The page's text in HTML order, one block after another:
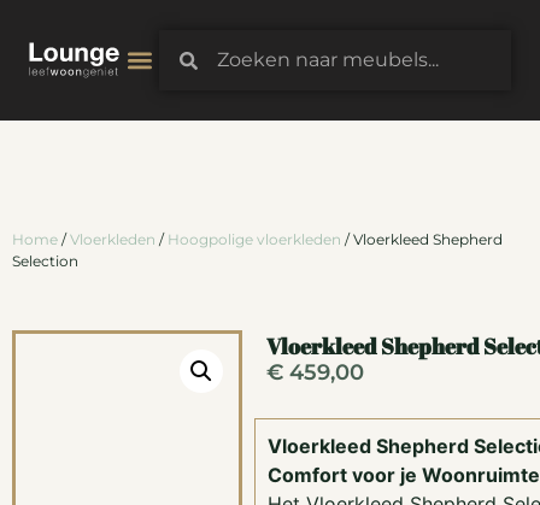
Home /Vloerkleden / Hoogpolige vloerkleden / Vloerkleed Shepherd
Selection
Vloerkleed Shepherd
€459,00
Vloerkleed Shepherd
Comfort voor je Woonruimte